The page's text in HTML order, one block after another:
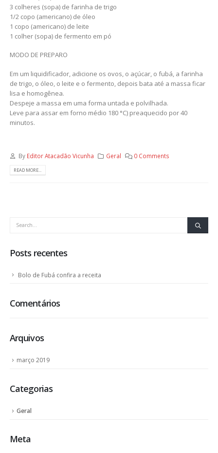
3 colheres (sopa) de farinha de trigo
1/2 copo (americano) de óleo
1 copo (americano) de leite
1 colher (sopa) de fermento em pó
MODO DE PREPARO
Em um liquidificador, adicione os ovos, o açúcar, o fubá, a farinha
de trigo, o óleo, o leite e o fermento, depois bata até a massa ficar
lisa e homogênea.
Despeje a massa em uma forma untada e polvilhada.
Leve para assar em forno médio 180 °C) preaquecido por 40
minutos.
By Editor Atacadão Vicunha Geral 0 Comments
READ MORE...
Posts recentes
Bolo de Fubá confira a receita
Comentários
Arquivos
março 2019
Categorias
Geral
Meta